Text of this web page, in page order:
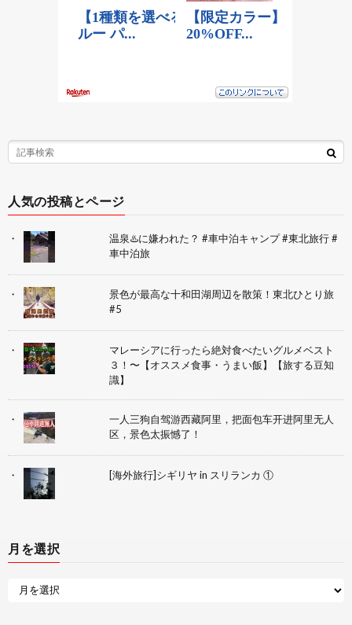
人気の投稿とページ
温泉♨️に嫌われた？ #車中泊キャンプ #東北旅行 #
車中泊旅
景色が最高な十和田湖周辺を散策！東北ひとり旅
#5
マレーシアに行ったら絶対食べたいグルメベスト
３！〜【オススメ食事・うまい飯】【旅する豆知
識】
一人三狗自驾游西藏阿里，把面包车开进阿里无人
区，景色太振憾了！
[海外旅行]シギリヤ in スリランカ ①
月を選択